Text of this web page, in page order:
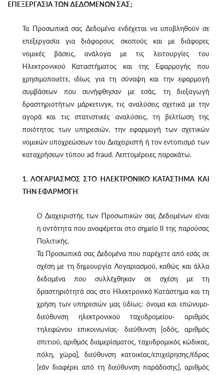
ΕΠΕΞΕΡΓΑΣΙΑ ΤΩΝ ΔΕΔΟΜΕΝΩΝ ΣΑΣ;
Τα Προσωπικά σας Δεδομένα ενδέχεται να υποβληθούν σε
επεξεργασία για διάφορους σκοπούς και με διάφορες
νομικές βάσεις, ανάλογα με τις λειτουργίες του
Ηλεκτρονικού Καταστήματος και της Εφαρμογής που
χρησιμοποιείτε, ιδίως για τη σύναψη και την εφαρμογή
συμβάσεων που συνήφθησαν με εσάς, τη διεξαγωγή
δραστηριοτήτων μάρκετινγκ, τις αναλύσεις σχετικά με την
αγορά και τις στατιστικές αναλύσεις, τη βελτίωση της
ποιότητας των υπηρεσιών, την εφαρμογή των σχετικών
νομικών υποχρεώσεων του Διαχειριστή ή τον εντοπισμό των
καταχρήσεων τύπου ad fraud. Λεπτομέρειες παρακάτω.
1. ΛΟΓΑΡΙΑΣΜΟΣ ΣΤΟ ΗΛΕΚΤΡΟΝΙΚΟ ΚΑΤΑΣΤΗΜΑ ΚΑΙ
ΤΗΝ ΕΦΑΡΜΟΓΗ
Ο Διαχειριστής των Προσωπικών σας Δεδομένων είναι
η οντότητα που αναφέρεται στο σημείο II της παρούσας
Πολιτικής.
Τα Προσωπικά σας Δεδομένα που παρέχετε από εσάς σε
σχέση με τη δημιουργία Λογαριασμού, καθώς και άλλα
δεδομένα που συλλέχθηκαν σε σχέση με τη
δραστηριότητά σας στο Ηλεκτρονικό Κατάστημα και τη
χρήση των υπηρεσιών μας (ιδίως: όνομα και επώνυμο·
διεύθυνση ηλεκτρονικού ταχυδρομείου· αριθμός
τηλεφώνου επικοινωνίας· διεύθυνση [οδός, αριθμός
σπιτιού, αριθμός διαμερίσματος, ταχυδρομικός κώδικας,
πόλη, χώρα], διεύθυνση κατοικίας/επιχείρησης/έδρας
[εάν διαφέρει από τη διεύθυνση παράδοσης], αριθμός